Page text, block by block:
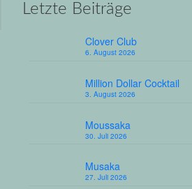
Letzte Beiträge
Clover Club
6. August 2026
Million Dollar Cocktail
3. August 2026
Moussaka
30. Juli 2026
Musaka
27. Juli 2026